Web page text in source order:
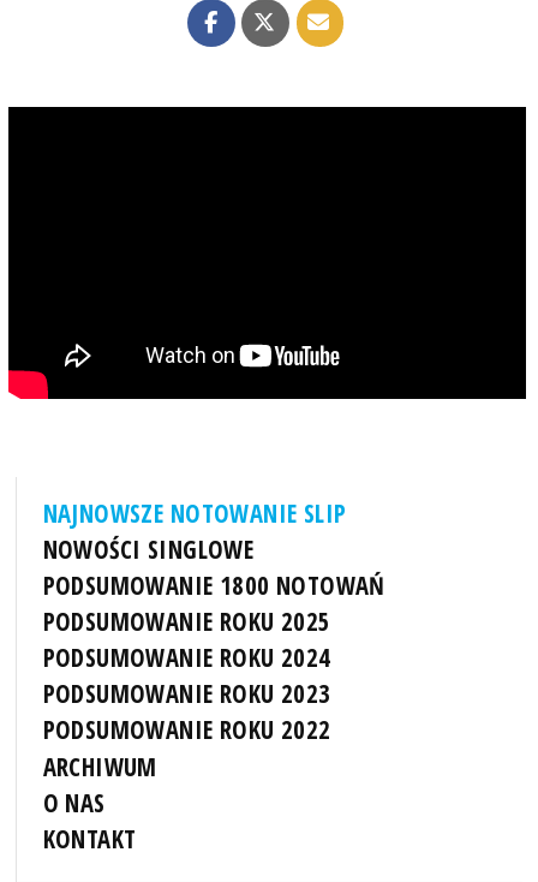
NAJNOWSZE NOTOWANIE SLIP
NOWOŚCI SINGLOWE
PODSUMOWANIE 1800 NOTOWAŃ
PODSUMOWANIE ROKU 2025
PODSUMOWANIE ROKU 2024
PODSUMOWANIE ROKU 2023
PODSUMOWANIE ROKU 2022
ARCHIWUM
O NAS
KONTAKT